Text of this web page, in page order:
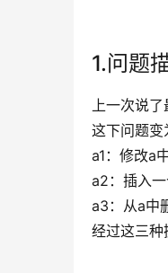
1.问题
上一次说
这下问题变
a1：修改a
a2：插入
a3：从a中
经过这三